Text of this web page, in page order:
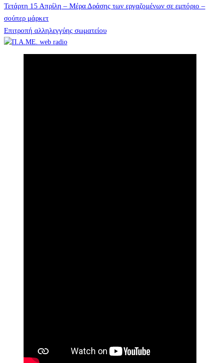
Πλοήγηση
άρθρων
Τετάρτη 15 Απρίλη – Μέρα Δράσης των εργαζομένων σε εμπόριο –
σούπερ μάρκετ
Επιτροπή αλληλεγγύης σωματείου